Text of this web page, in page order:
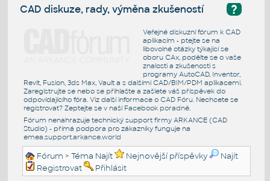
?
CAD diskuze, rady, výměna zkušeností
Veřejné diskuzní fórum k CAD
aplikacím - ptejte se na
libovolné otázky týkající se
oboru CAx, podělte se o vaše
znalosti a zkušenosti s
programy AutoCAD, Inventor,
Revit, Fusion, 3ds Max, Vault a s dalšími CAD/BIM/PDM aplikacemi.
Zaregistrujte se nebo se přihlašte a zašlete váš příspěvek do
odpovídajícího fóra. Viz další informace o CAD Fóru. Nechcete se
registrovat? Zeptejte se v naší Facebook poradně.
Fórum nenahrazuje technický support firmy ARKANCE (CAD
Studio) - přímá podpora pro zákazníky funguje na
emea.support.arkance.world
Fórum > Téma Najít Nejnovější příspěvky
Najít
Registrovat
Přihlásit